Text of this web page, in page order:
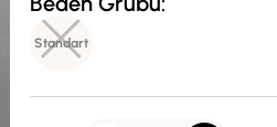
Standart